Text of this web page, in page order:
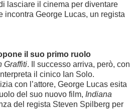
lasciare il cinema per diventare
incontra George Lucas, un regista
il suo primo ruolo
Graffiti. Il successo arriva, però, con
il cinico Ian Solo.
con l’attore, George Lucas esita
del suo nuovo film, Indiana
del regista Steven Spilberg per